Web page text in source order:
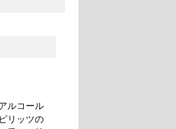
ルコール
リッツの